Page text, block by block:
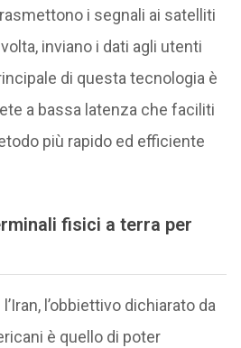
i segnali ai satelliti
inviano i dati agli utenti
di questa tecnologia è
a bassa latenza che faciliti
più rapido ed efficiente
fisici a terra per
l’obbiettivo dichiarato da
è quello di poter